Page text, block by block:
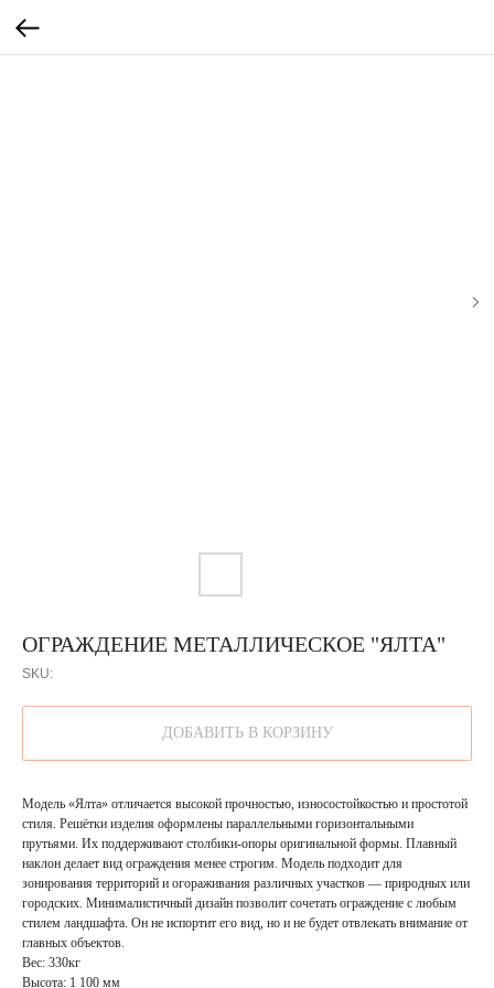
ОГРАЖДЕНИЕ МЕТАЛЛИЧЕСКОЕ "ЯЛТА"
SKU:
ДОБАВИТЬ В КОРЗИНУ
Модель «Ялта» отличается высокой прочностью, износостойкостью и простотой
стиля. Решётки изделия оформлены параллельными горизонтальными
прутьями. Их поддерживают столбики-опоры оригинальной формы. Плавный
наклон делает вид ограждения менее строгим. Модель подходит для
зонирования территорий и огораживания различных участков — природных или
городских. Минималистичный дизайн позволит сочетать ограждение с любым
стилем ландшафта. Он не испортит его вид, но и не будет отвлекать внимание от
главных объектов.
Вес: 330кг
Высота: 1 100 мм